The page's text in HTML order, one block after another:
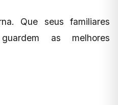
Que seus familiares
as melhores